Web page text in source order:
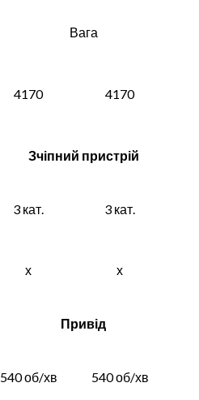
Вага
4170 4170
Зчіпний пристрій
3 кат. 3 кат.
х х
Привід
540 об/хв 540 об/хв